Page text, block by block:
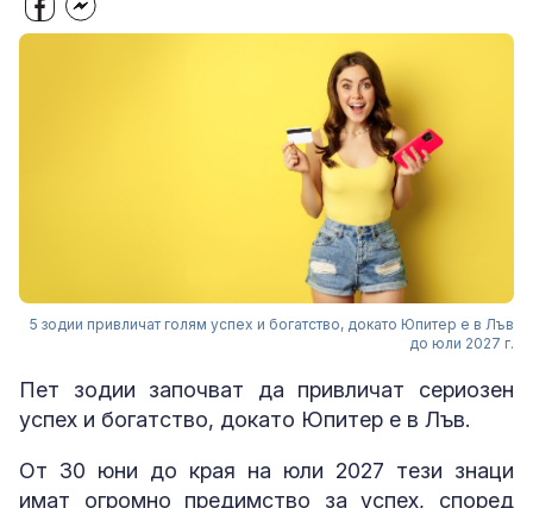
5 зодии привличат голям успех и богатство, докато Юпитер е в Лъв
до юли 2027 г.
Пет зодии започват да привличат сериозен
успех и богатство, докато Юпитер е в Лъв.
От 30 юни до края на юли 2027 тези знаци
имат огромно предимство за успех, според